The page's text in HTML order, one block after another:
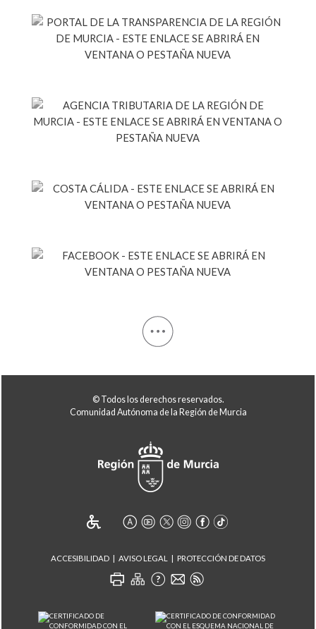
© Todos los derechos reservados.
Comunidad Autónoma de la Región de Murcia
ACCESIBILIDAD AVISO LEGAL PROTECCIÓN DE DATOS